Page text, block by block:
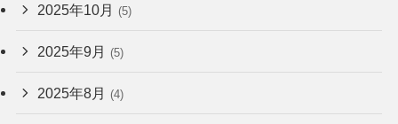
2025年10月 (5)
2025年9月 (5)
2025年8月 (4)